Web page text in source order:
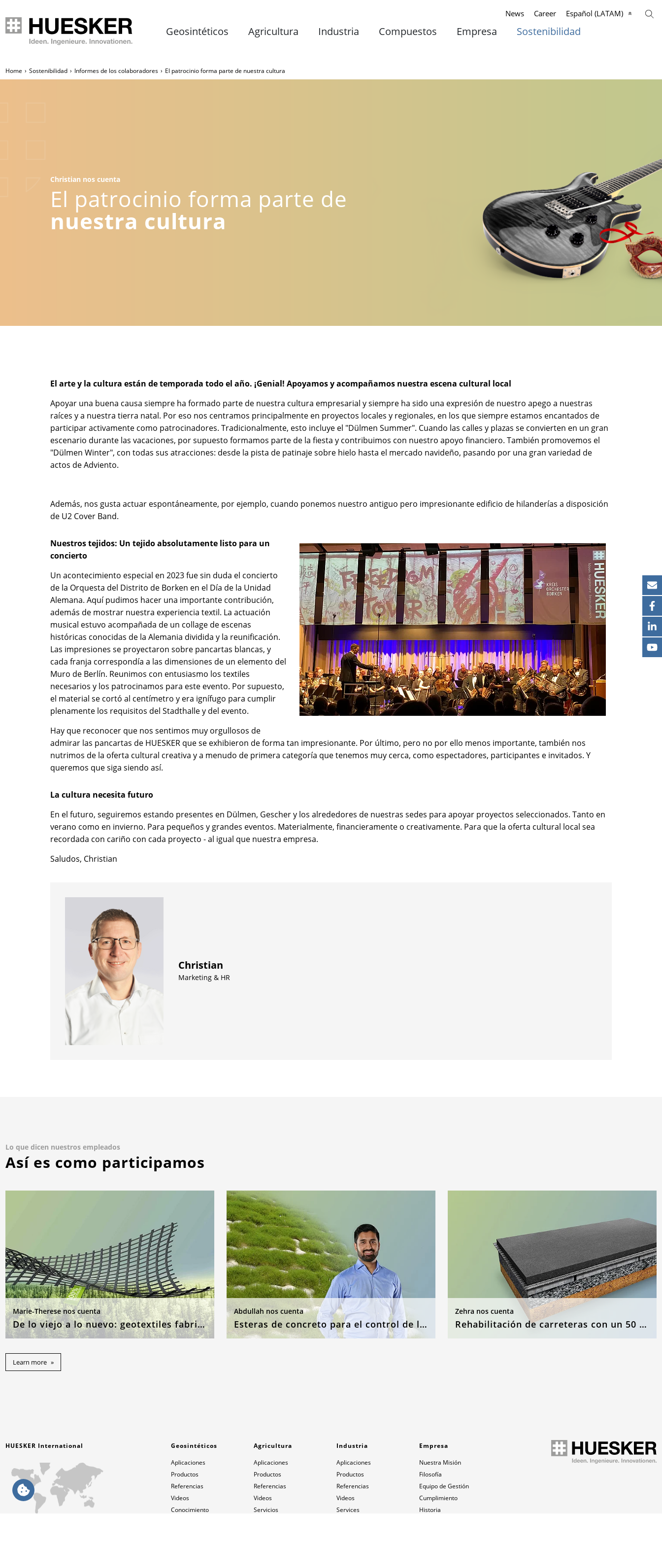
News Career Español (LATAM)
Geosintéticos Agricultura Industria Compuestos Empresa Sostenibilidad
Home Sostenibilidad Informes de los colaboradores El patrocinio forma parte de nuestra cultura
Christian nos cuenta
El patrocinio forma parte de
nuestra cultura
El arte y la cultura están de temporada todo el año. ¡Genial! Apoyamos y acompañamos nuestra escena cultural local
Apoyar una buena causa siempre ha formado parte de nuestra cultura empresarial y siempre ha sido una expresión de nuestro apego a nuestras
raíces y a nuestra tierra natal. Por eso nos centramos principalmente en proyectos locales y regionales, en los que siempre estamos encantados de
participar activamente como patrocinadores. Tradicionalmente, esto incluye el "Dülmen Summer". Cuando las calles y plazas se convierten en un gran
escenario durante las vacaciones, por supuesto formamos parte de la fiesta y contribuimos con nuestro apoyo financiero. También promovemos el
"Dülmen Winter", con todas sus atracciones: desde la pista de patinaje sobre hielo hasta el mercado navideño, pasando por una gran variedad de
actos de Adviento.
Además, nos gusta actuar espontáneamente, por ejemplo, cuando ponemos nuestro antiguo pero impresionante edificio de hilanderías a disposición
de U2 Cover Band.
Nuestros tejidos: Un tejido absolutamente listo para un
concierto
Un acontecimiento especial en 2023 fue sin duda el concierto
de la Orquesta del Distrito de Borken en el Día de la Unidad
Alemana. Aquí pudimos hacer una importante contribución,
además de mostrar nuestra experiencia textil. La actuación
musical estuvo acompañada de un collage de escenas
históricas conocidas de la Alemania dividida y la reunificación.
Las impresiones se proyectaron sobre pancartas blancas, y
cada franja correspondía a las dimensiones de un elemento del
Muro de Berlín. Reunimos con entusiasmo los textiles
necesarios y los patrocinamos para este evento. Por supuesto,
el material se cortó al centímetro y era ignífugo para cumplir
plenamente los requisitos del Stadthalle y del evento.
Hay que reconocer que nos sentimos muy orgullosos de
admirar las pancartas de HUESKER que se exhibieron de forma tan impresionante. Por último, pero no por ello menos importante, también nos
nutrimos de la oferta cultural creativa y a menudo de primera categoría que tenemos muy cerca, como espectadores, participantes e invitados. Y
queremos que siga siendo así.
La cultura necesita futuro
En el futuro, seguiremos estando presentes en Dülmen, Gescher y los alrededores de nuestras sedes para apoyar proyectos seleccionados. Tanto en
verano como en invierno. Para pequeños y grandes eventos. Materialmente, financieramente o creativamente. Para que la oferta cultural local sea
recordada con cariño con cada proyecto - al igual que nuestra empresa.
Saludos, Christian
Christian
Marketing & HR
Lo que dicen nuestros empleados
Así es como participamos
Marie-Therese nos cuenta
De lo viejo a lo nuevo: geotextiles fabricados con materias primas recicladas
Abdullah nos cuenta
Esteras de concreto para el control de la erosión en caso de inundaciones
Zehra nos cuenta
Rehabilitación de carreteras con un 50 % menos de asfalto
Learn more
HUESKER International
Geosintéticos
Aplicaciones
Productos
Referencias
Videos
Conocimiento
Agricultura
Aplicaciones
Productos
Referencias
Videos
Servicios
Industria
Aplicaciones
Productos
Referencias
Videos
Services
Empresa
Nuestra Misión
Filosofía
Equipo de Gestión
Cumplimiento
Historia